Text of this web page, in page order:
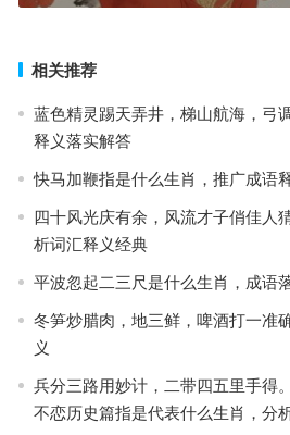
相关推荐
蓝色精灵踢天弄井，梯山航海，弓
释义落实解答
快马加鞭指是什么生肖，推广成语
四十风光庆有余，风流才子俏佳人
析词汇释义经典
平波忽起二三尺是什么生肖，成语
冬笋炒腊肉，地三鲜，啤酒打一准
义
兵分三路用妙计，二带四五里手得
不恋历史篇指是代表什么生肖，分